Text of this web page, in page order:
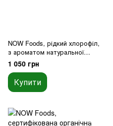
NOW Foods, рідкий хлорофіл,
з ароматом натуральної
м’яти, 473 мл
1 050 грн
Купити